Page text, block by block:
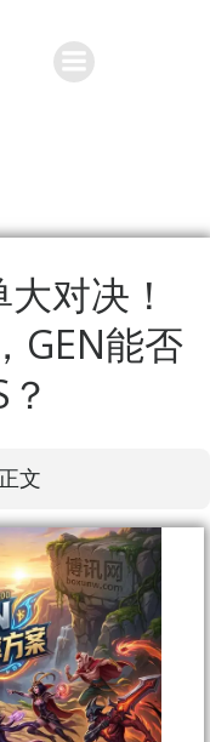
对决！
GEN能否
正文